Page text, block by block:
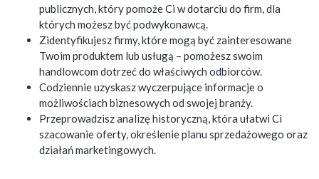
publicznych, który pomoże Ci w dotarciu do firm, dla
których możesz być podwykonawcą.
Zidentyfikujesz firmy, które mogą być zainteresowane
Twoim produktem lub usługą – pomożesz swoim
handlowcom dotrzeć do właściwych odbiorców.
Codziennie uzyskasz wyczerpujące informacje o
możliwościach biznesowych od swojej branży.
Przeprowadzisz analizę historyczną, która ułatwi Ci
szacowanie oferty, określenie planu sprzedażowego oraz
działań marketingowych.